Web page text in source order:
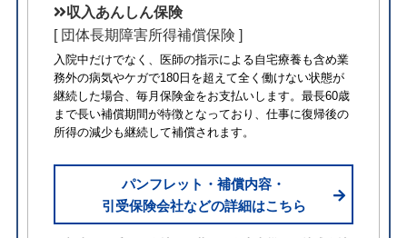
収入あんしん保険
[ 団体長期障害所得補償保険 ]
入院中だけでなく、医師の指示による自宅療養も含め業
務外の病気やケガで180日を超えて全く働けない状態が
継続した場合、毎月保険金をお支払いします。最長60歳
まで長い補償期間が特徴となっており、仕事に復帰後の
所得の減少も継続して補償されます。
パンフレット・補償内容・
引受保険会社などの詳細はこちら